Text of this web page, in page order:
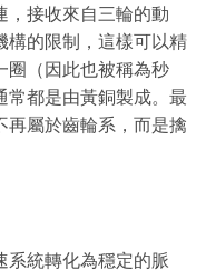
，接收來自三輪的動
構的限制，這樣可以精
圈（因此也被稱為秒
都是由黃銅製成。最
屬於齒輪系，而是擒
系統轉化為穩定的脈